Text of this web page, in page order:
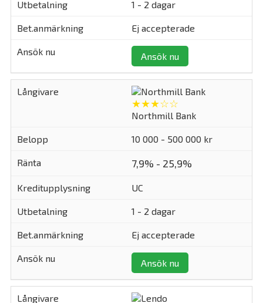
1 - 2 dagar
Ej accepterade
Ansök nu
★★★☆☆
Northmill Bank
10 000 - 500 000 kr
7,9% - 25,9%
UC
1 - 2 dagar
Ej accepterade
Ansök nu